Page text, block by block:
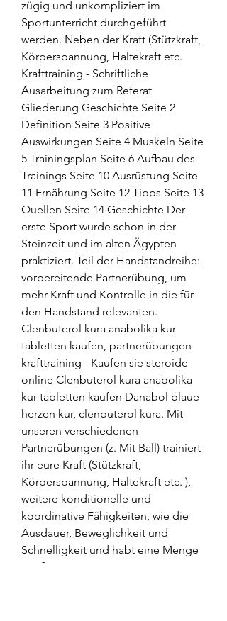
zügig und unkompliziert im
Sportunterricht durchgeführt
werden. Neben der Kraft (Stützkraft,
Körperspannung, Haltekraft etc.
Krafttraining - Schriftliche
Ausarbeitung zum Referat
Gliederung Geschichte Seite 2
Definition Seite 3 Positive
Auswirkungen Seite 4 Muskeln Seite
5 Trainingsplan Seite 6 Aufbau des
Trainings Seite 10 Ausrüstung Seite
11 Ernährung Seite 12 Tipps Seite 13
Quellen Seite 14 Geschichte Der
erste Sport wurde schon in der
Steinzeit und im alten Ägypten
praktiziert. Teil der Handstandreihe:
vorbereitende Partnerübung, um
mehr Kraft und Kontrolle in die für
den Handstand relevanten.
Clenbuterol kura anabolika kur
tabletten kaufen, partnerübungen
krafttraining - Kaufen sie steroide
online Clenbuterol kura anabolika
kur tabletten kaufen Danabol blaue
herzen kur, clenbuterol kura. Mit
unseren verschiedenen
Partnerübungen (z. Mit Ball) trainiert
ihr eure Kraft (Stützkraft,
Körperspannung, Haltekraft etc. ),
weitere konditionelle und
koordinative Fähigkeiten, wie die
Ausdauer, Beweglichkeit und
Schnelligkeit und habt eine Menge
Spaß! .